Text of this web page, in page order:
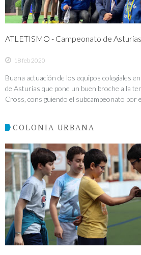
ATLETISMO - Campeonato de
18 feb 2020
Buena actuación de los equipos colegiales
de Asturias que pone un buen broche a la
Cross, consiguiendo el subcampeonato por
COLONIA URBANA